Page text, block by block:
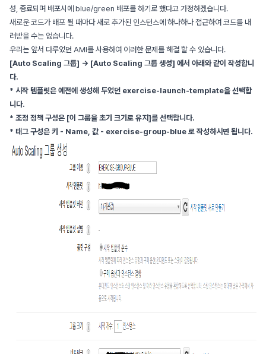
성, 종료되며 배포시에 blue/green 배포를 하기로 했다고 가정하겠습니다.
새로운 코드가 배포 될 때마다 새로 추가된 인스턴스에 하나하나 접근하여 코드를 내
려받을 수는 없습니다.
우리는 앞서 다루었던 AMI를 사용하여 이러한 문제를 해결 할 수 있습니다.
[Auto Scaling 그룹] -> [Auto Scaling 그룹 생성] 에서 아래와 같이 작성합니
다.
* 시작 템플릿은 예전에 생성해 두었던 exercise-launch-template을 선택합
니다.
* 조정 정책 구성은 [이 그룹을 초기 크기로 유지]를 선택합니다.
* 태그 구성은 키 - Name, 값 - exercise-group-blue 로 작성하시면 됩니다.